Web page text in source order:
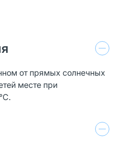
от прямых солнечных
месте при